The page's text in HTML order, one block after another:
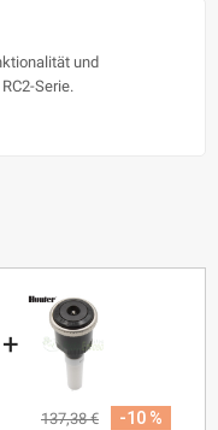
und
Serie.
+
137,38 €
-10 %